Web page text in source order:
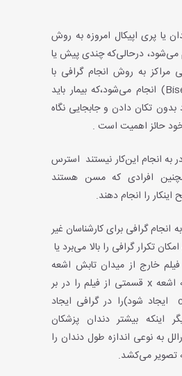
یا پری اپیکال امروزه به روش
می‌شود، درحالی‌که چندی پیش یا
مراکز به روش انجام گرافی با
دست نیمساز یا(Bisect) انجام می‌شود،که بیمار باید
بدون تکان دادن و جابجایی نگاه
حائز اهمیت است .
به انجام این‌کار نیستند استرس
افرادی که مسن هستند
را انجام دهند.
انجام گرافی برای کارشناسان غیر
تکرار گرافی را بالا می‌برد یا
خارج از میدان تابش اشعه
باعث می شود دسته اشعه x قسمتی از فیلم را در بر
نگیرد و cone cut ایجاد شود)را در گرافی ایجاد
اینکه بیشتر دندان پزشکان
به نوعی اندازه طول دندان را
تصویر می‌کشد.